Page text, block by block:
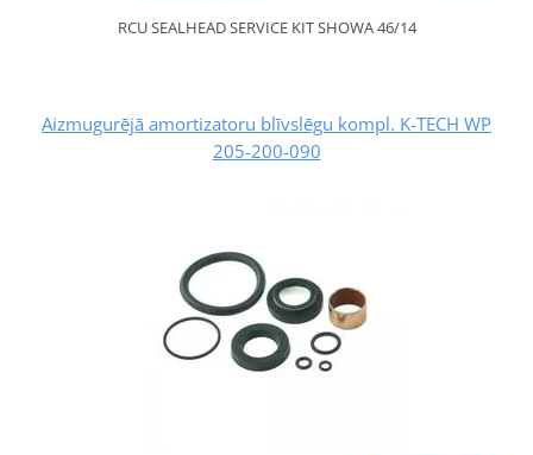
RCU SEALHEAD SERVICE KIT SHOWA 46/14
Aizmugurējā amortizatoru blīvslēgu kompl. K-TECH WP
205-200-090